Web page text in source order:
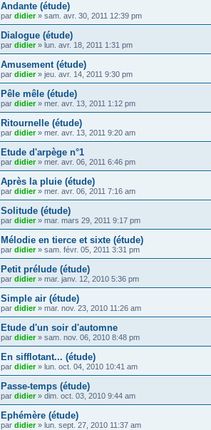
Andante (étude)
par didier» sam. avr. 30, 2011 12:39 pm
Dialogue (étude)
par didier» lun. avr. 18, 2011 1:31 pm
Amusement (étude)
par didier» jeu. avr. 14, 2011 9:30 pm
Pêle mêle (étude)
par didier» mer. avr. 13, 2011 1:12 pm
Ritournelle (étude)
par didier» mer. avr. 13, 2011 9:20 am
Etude d'arpège n°1
par didier» mer. avr. 06, 2011 6:46 pm
Après la pluie (étude)
par didier» mer. avr. 06, 2011 7:16 am
Solitude (étude)
par didier» mar. mars 29, 2011 9:17 pm
Mélodie en tierce et sixte (étude)
par didier» sam. févr. 05, 2011 3:31 pm
Petit prélude (étude)
par didier» mar. janv. 12, 2010 5:36 pm
Simple air (étude)
par didier» mar. nov. 23, 2010 11:26 am
Etude d'un soir d'automne
par didier» sam. nov. 06, 2010 8:48 pm
En sifflotant... (étude)
par didier» lun. oct. 04, 2010 10:41 am
Passe-temps (étude)
par didier» dim. oct. 03, 2010 9:44 am
Ephémère (étude)
par didier» lun. sept. 27, 2010 11:37 am